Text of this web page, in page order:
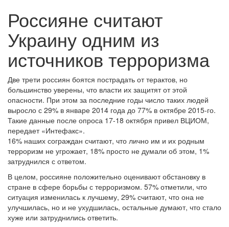
Россияне считают
Украину одним из
источников терроризма
Две трети россиян боятся пострадать от терактов, но
большинство уверены, что власти их защитят от этой
опасности. При этом за последние годы число таких людей
выросло с 29% в январе 2014 года до 77% в октябре 2015-го.
Такие данные после опроса 17-18 октября привел ВЦИОМ,
передает «Интефакс».
16% наших сограждан считают, что лично им и их родным
терроризм не угрожает, 18% просто не думали об этом, 1%
затруднился с ответом.
В целом, россияне положительно оценивают обстановку в
стране в сфере борьбы с терроризмом. 57% отметили, что
ситуация изменилась к лучшему, 29% считают, что она не
улучшилась, но и не ухудшилась, остальные думают, что стало
хуже или затруднились ответить.